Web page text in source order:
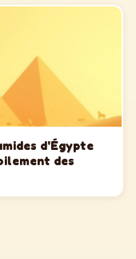
d'Égypte
des